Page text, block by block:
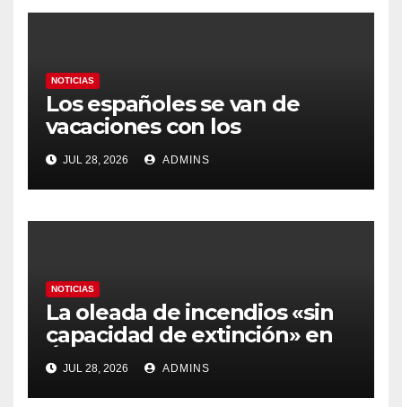
NOTICIAS
Los españoles se van de
vacaciones con los
carburantes hasta un 21%
más caros que el año pasado
y los hoteles disparados
JUL 28, 2026 ADMINS
NOTICIAS
La oleada de incendios «sin
capacidad de extinción» en
Ávila y al oeste de Madrid
obliga a declarar la
JUL 28, 2026 ADMINS